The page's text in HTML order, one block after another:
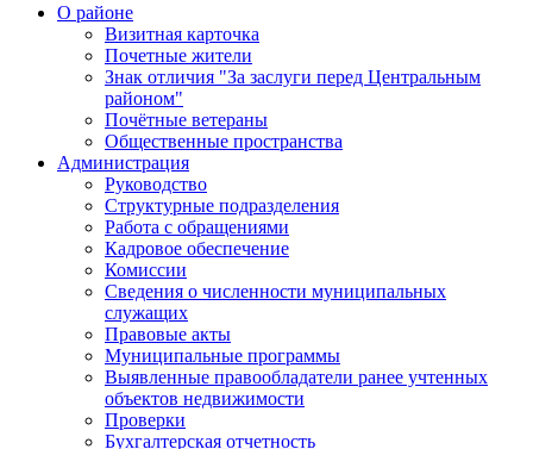
О районе
Визитная карточка
Почетные жители
Знак отличия "За заслуги перед Центральным
районом"
Почётные ветераны
Общественные пространства
Администрация
Руководство
Структурные подразделения
Работа с обращениями
Кадровое обеспечение
Комиссии
Сведения о численности муниципальных
служащих
Правовые акты
Муниципальные программы
Выявленные правообладатели ранее учтенных
объектов недвижимости
Проверки
Бухгалтерская отчетность